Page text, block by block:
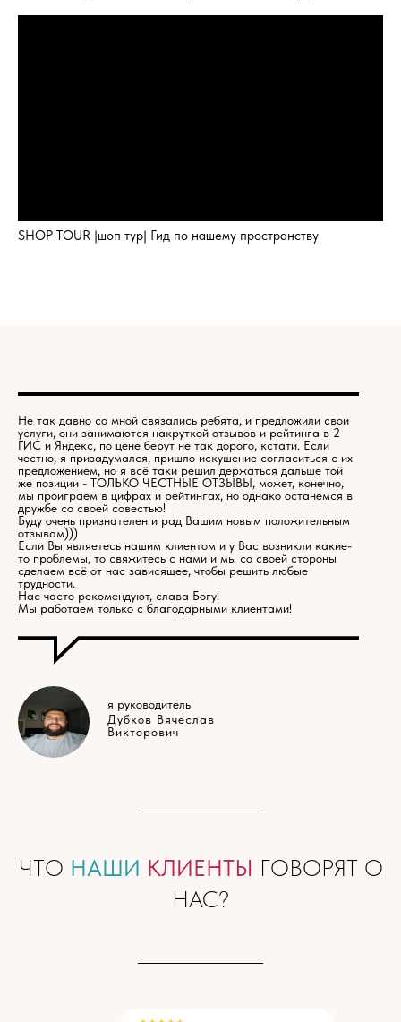
SHOP TOUR |шоп тур| Гид по нашему пространству
Не так давно со мной связались ребята, и предложили свои
услуги, они занимаются накруткой отзывов и рейтинга в 2
ГИС и Яндекс, по цене берут не так дорого, кстати. Если
честно, я призадумался, пришло искушение согласиться с их
предложением, но я всё таки решил держаться дальше той
же позиции - ТОЛЬКО ЧЕСТНЫЕ ОТЗЫВЫ, может, конечно,
мы проиграем в цифрах и рейтингах, но однако останемся в
дружбе со своей совестью!
Буду очень признателен и рад Вашим новым положительным
отзывам)))
Если Вы являетесь нашим клиентом и у Вас возникли какие-
то проблемы, то свяжитесь с нами и мы со своей стороны
сделаем всё от нас зависящее, чтобы решить любые
трудности.
Нас часто рекомендуют, слава Богу!
Мы работаем только с благодарными клиентами!
я руководитель
Дубков Вячеслав
Викторович
ЧТО НАШИ КЛИЕНТЫ ГОВОРЯТ О
НАС?